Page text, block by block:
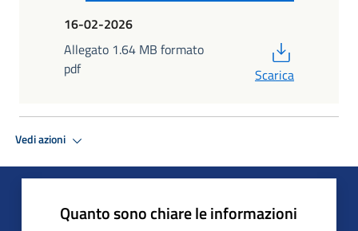
16-02-2026
Allegato 1.64 MB formato
pdf
Scarica
Vedi azioni
Quanto sono chiare le informazioni